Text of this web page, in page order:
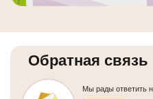
Обратная связь
Мы рады ответить